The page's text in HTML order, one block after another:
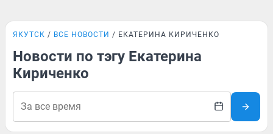
ЯКУТСК ВСЕ НОВОСТИ ЕКАТЕРИНА КИРИЧЕНКО
Новости по тэгу Екатерина
Кириченко